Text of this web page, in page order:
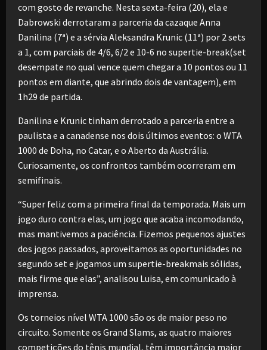
com gosto de revanche. Nesta sexta-feira (20), ela e
Dabrowski derrotaram a parceria da cazaque Anna
Danilina (7ª) e a sérvia Aleksandra Krunic (11ª) por 2 sets
a 1, com parciais de 4/6, 6/2 e 10-6 no supertie-break(set
desempate no qual vence quem chegar a 10 pontos ou 11
pontos em diante, que abrindo dois de vantagem), em
1h29 de partida.
Danilina e Krunic tinham derrotado a parceria entre a
paulista e a canadense nos dois últimos eventos: o WTA
1000 de Doha, no Catar, e o Aberto da Austrália.
Curiosamente, os confrontos também ocorreram em
semifinais.
“Super feliz com a primeira final da temporada. Mais um
jogo duro contra elas, um jogo que acaba incomodando,
mas mantivemos a paciência. Fizemos pequenos ajustes
dos jogos passados, aproveitamos as oportunidades no
segundo set e jogamos um supertie-breakmais sólidas,
mais firme que elas”, analisou Luisa, em comunicado à
imprensa.
Os torneios nível WTA 1000 são os de maior peso no
circuito. Somente os Grand Slams, as quatro maiores
competições do tênis mundial, têm importância maior